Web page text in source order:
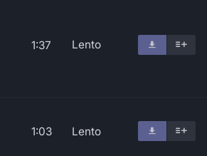
1:37 Lento
1:03 Lento